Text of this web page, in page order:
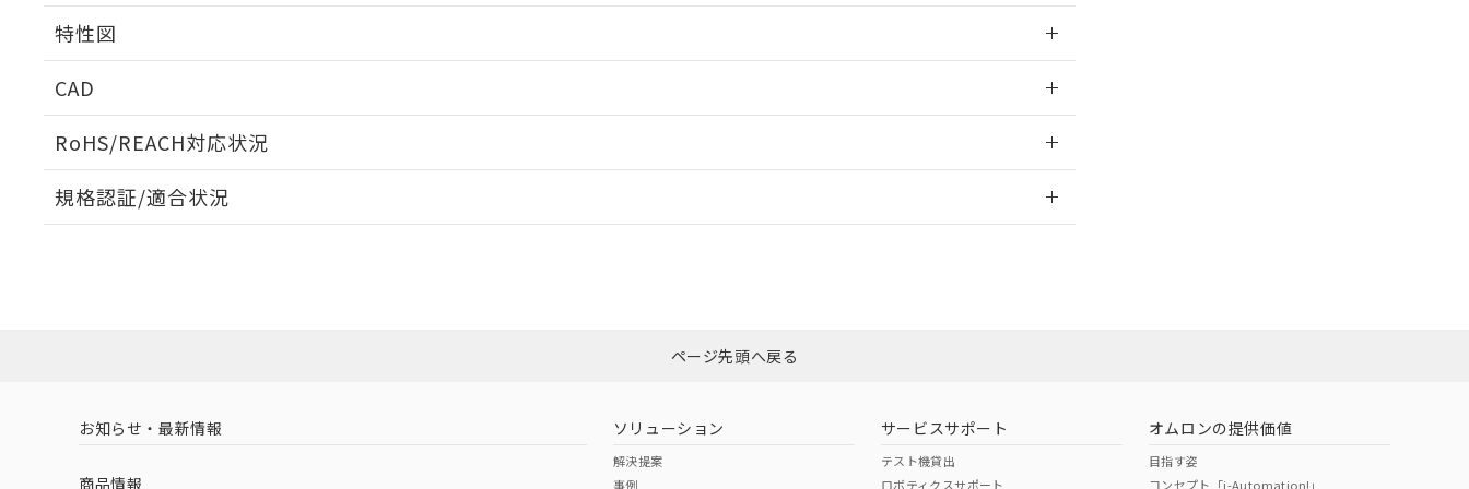
A: 80mm以上、B: 60mm以上
金属埋め込み
特性図
CAD
RoHS/REACH対応状況
EU RoHS 注意事項・凡例
ダウンロードはこちら
中国 RoHS 注意事項・凡例
規格認証/適合状況
（イギリス
（ノルウェー
（日本
（アメリカ
ページ先頭へ戻る
お知らせ・最新情報
商品情報
ソリューション
解決提案
事例
サービスサポート
テスト機貸出
ロボティクスサポート
オムロンの提供価値
目指す姿
コンセプト「i-Automation!」